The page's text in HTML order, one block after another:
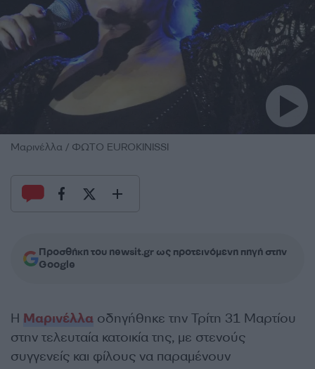
Μαρινέλλα / ΦΩΤΟ EUROKINISSI
Προσθήκη του newsit.gr ως προτεινόμενη πηγή στην
Google
Η Μαρινέλλα οδηγήθηκε την Τρίτη 31 Μαρτίου
στην τελευταία κατοικία της, με στενούς
συγγενείς και φίλους να παραμένουν